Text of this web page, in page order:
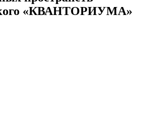
«КВАНТОРИУМА»